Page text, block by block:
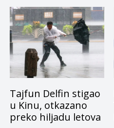
Tajfun Delfin stigao
u Kinu, otkazano
preko hiljadu letova